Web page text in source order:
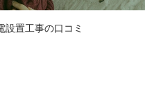
設置工事の口コミ